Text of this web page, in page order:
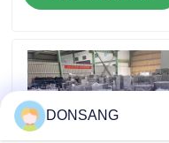
Pemecah Batu
Pemutus hidrolik
DONSANG